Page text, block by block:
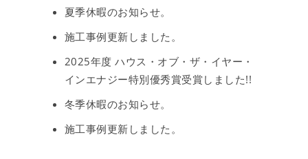
夏季休暇のお知らせ。
施工事例更新しました。
2025年度 ハウス・オブ・ザ・イヤー・
インエナジー特別優秀賞受賞しました!!
冬季休暇のお知らせ。
施工事例更新しました。